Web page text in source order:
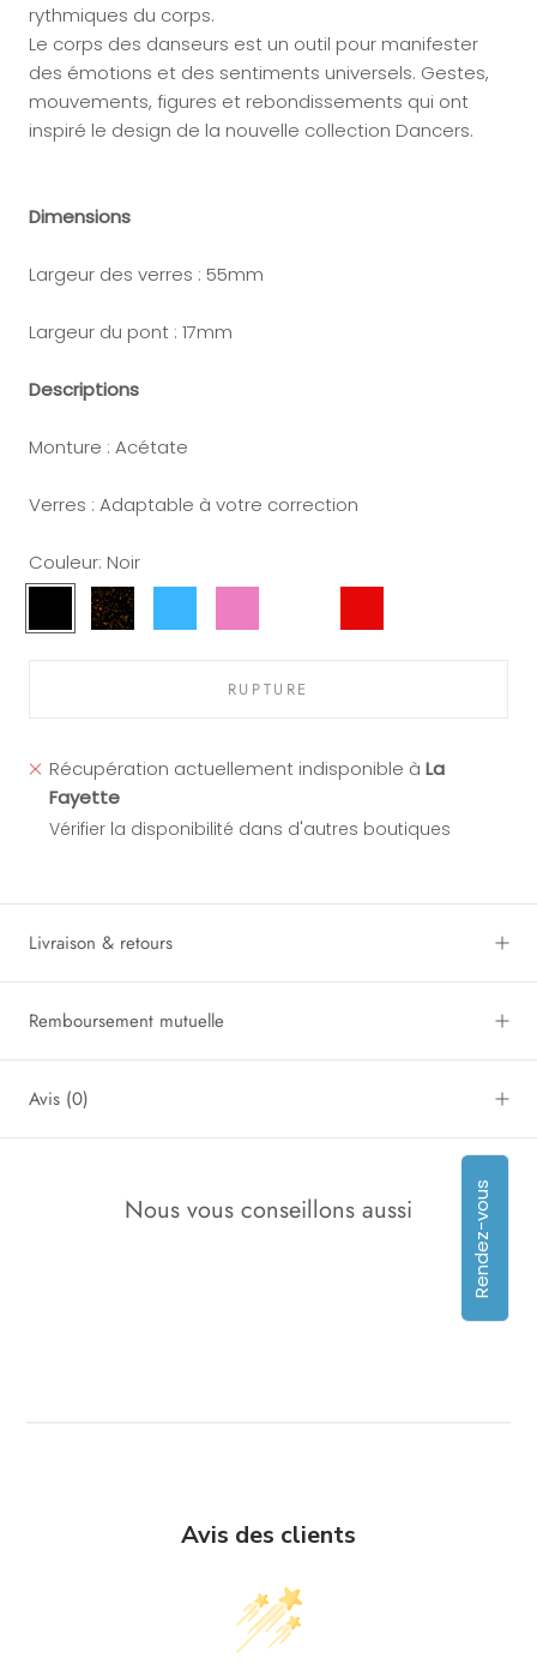
Rendez-vous
rythmiques du corps.
Le corps des danseurs est un outil pour manifester
des émotions et des sentiments universels. Gestes,
mouvements, figures et rebondissements qui ont
inspiré le design de la nouvelle collection Dancers.
Dimensions
Largeur des verres : 55mm
Largeur du pont : 17mm
Descriptions
Monture : Acétate
Verres : Adaptable à votre correction
Couleur: Noir
Havane
RUPTURE
Récupération actuellement indisponible à La
Fayette
Vérifier la disponibilité dans d'autres boutiques
Livraison & retours
Remboursement mutuelle
Avis (0)
Nous vous conseillons aussi
Avis des clients